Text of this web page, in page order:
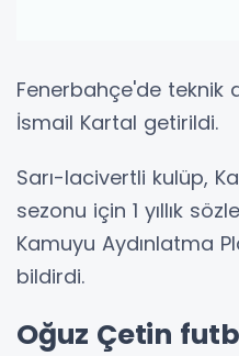
Fenerbahçe'de teknik
İsmail Kartal getirildi.
Sarı-lacivertli kulüp,
sezonu için 1 yıllık
Kamuyu Aydınlatma
bildirdi.
Oğuz Çetin